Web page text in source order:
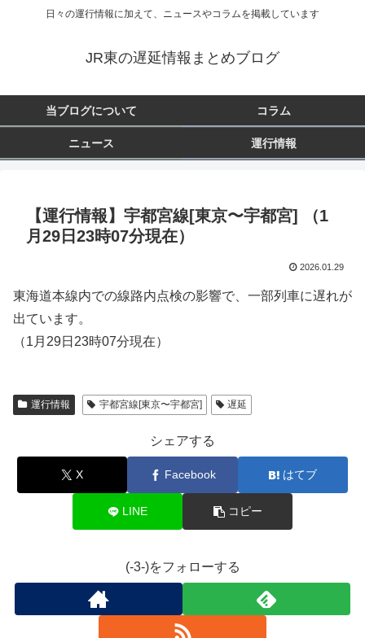
日々の運行情報に加えて、ニュースやコラムを掲載しています
JR東の遅延情報まとめブログ
当ブログについて コラム
ニュース 運行情報
【運行情報】宇都宮線[東京〜宇都宮] （1
月29日23時07分現在）
2026.01.29
東海道本線内での線路内点検の影響で、一部列車に遅れが
出ています。
（1月29日23時07分現在）
運行情報 宇都宮線[東京〜宇都宮] 遅延
シェアする
X Facebook はてブ
LINE コピー
(-3-)をフォローする